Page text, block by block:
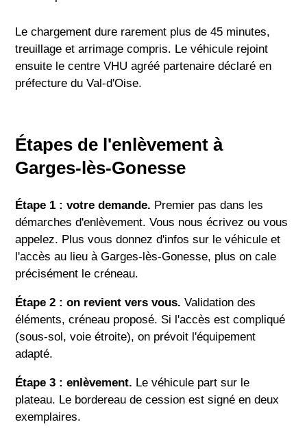
Le chargement dure rarement plus de 45 minutes,
treuillage et arrimage compris. Le véhicule rejoint
ensuite le centre VHU agréé partenaire déclaré en
préfecture du Val-d'Oise.
Étapes de l'enlèvement à
Garges-lès-Gonesse
Étape 1 : votre demande. Premier pas dans les
démarches d'enlèvement. Vous nous écrivez ou vous
appelez. Plus vous donnez d'infos sur le véhicule et
l'accès au lieu à Garges-lès-Gonesse, plus on cale
précisément le créneau.
Étape 2 : on revient vers vous. Validation des
éléments, créneau proposé. Si l'accès est compliqué
(sous-sol, voie étroite), on prévoit l'équipement
adapté.
Étape 3 : enlèvement. Le véhicule part sur le
plateau. Le bordereau de cession est signé en deux
exemplaires.